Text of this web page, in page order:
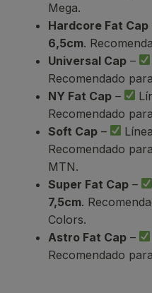
Mega.
Hardcore Fat Cap
6,5cm.
Universal Cap –
Recomendado
NY Fat Cap –
Recomendado
Soft Cap –
Recomendado
MTN.
Super Fat Cap –
7,5cm.
Colors.
Astro Fat Cap –
Recomendado